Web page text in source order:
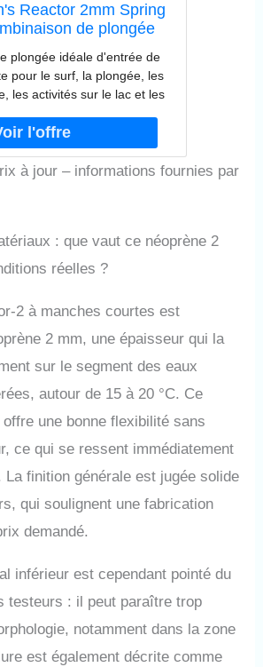
Reactor 2mm Spring
de plongée
plongée idéale d'entrée de
pour le surf, la plongée, les
les activités sur le lac et les
une entrée et une sortie
fermeture résistante à l'eau
extensible : matériau
supérieure, une flexibilité
sans couture utilise un
des coutures pour plus de
et une protection contre le
froid
à jour – informations fournies par
: que vaut ce néoprène 2
réelles ?
2 à manches courtes est
2 mm, une épaisseur qui la
sur le segment des eaux
autour de 15 à 20 °C. Ce
une bonne flexibilité sans
ce qui se ressent immédiatement
La finition générale est jugée solide
qui soulignent une fabrication
demandé.
inférieur est cependant pointé du
testeurs : il peut paraître trop
notamment dans la zone
est également décrite comme